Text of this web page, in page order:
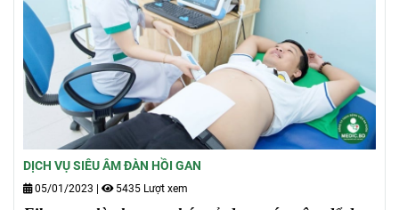
DỊCH VỤ SIÊU ÂM ĐÀN HỒI GAN
05/01/2023 5435 Lượt xem